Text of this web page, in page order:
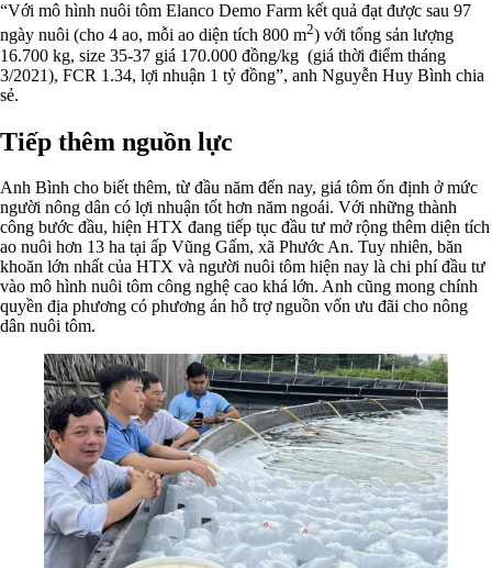
“Với mô hình nuôi tôm Elanco Demo Farm kết quả đạt được sau 97
ngày nuôi (cho 4 ao, mỗi ao diện tích 800 m2) với tổng sản lượng
16.700 kg, size 35-37 giá 170.000 đồng/kg (giá thời điểm tháng
3/2021), FCR 1.34, lợi nhuận 1 tỷ đồng”, anh Nguyễn Huy Bình chia
sẻ.
Tiếp thêm nguồn lực
Anh Bình cho biết thêm, từ đầu năm đến nay, giá tôm ổn định ở mức
người nông dân có lợi nhuận tốt hơn năm ngoái. Với những thành
công bước đầu, hiện HTX đang tiếp tục đầu tư mở rộng thêm diện tích
ao nuôi hơn 13 ha tại ấp Vũng Gấm, xã Phước An. Tuy nhiên, băn
khoăn lớn nhất của HTX và người nuôi tôm hiện nay là chi phí đầu tư
vào mô hình nuôi tôm công nghệ cao khá lớn. Anh cũng mong chính
quyền địa phương có phương án hỗ trợ nguồn vốn ưu đãi cho nông
dân nuôi tôm.